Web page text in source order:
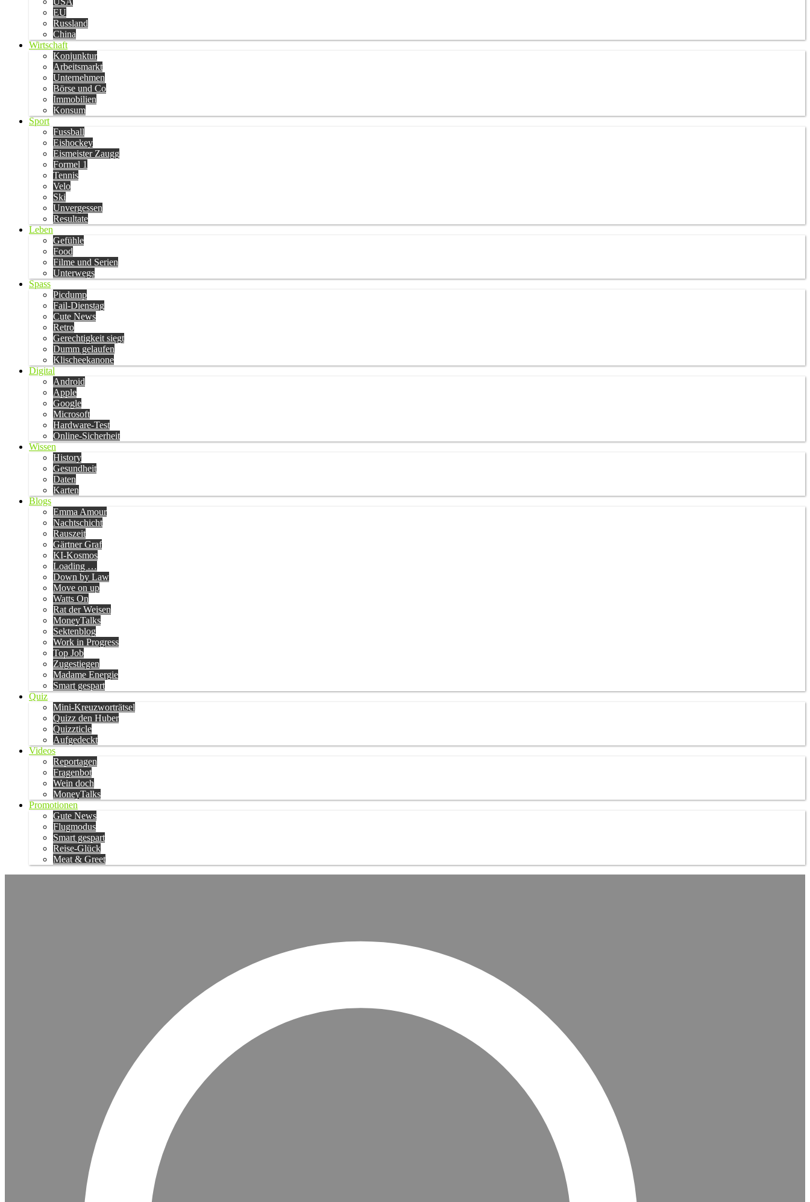
EU
Russland
China
Wirtschaft
Konjunktur
Arbeitsmarkt
Unternehmen
Börse und Co
Immobilien
Konsum
Sport
Fussball
Eishockey
Eismeister Zaugg
Formel 1
Tennis
Velo
Ski
Unvergessen
Resultate
Leben
Gefühle
Food
Filme und Serien
Unterwegs
Spass
Picdump
Fail-Dienstag
Cute News
Retro
Gerechtigkeit siegt
Dumm gelaufen
Klischeekanone
Digital
Android
Apple
Google
Microsoft
Hardware-Test
Online-Sicherheit
Wissen
History
Gesundheit
Daten
Karten
Blogs
Emma Amour
Nachtschicht
Rauszeit
Gärtner Graf
KI-Kosmos
Loading …
Down by Law
Move on up
Watts On
Rat der Weisen
MoneyTalks
Sektenblog
Work in Progress
Top Job
Zugestiegen
Madame Energie
Smart gespart
Quiz
Mini-Kreuzworträtsel
Quizz den Huber
Quizzticle
Aufgedeckt
Videos
Reportagen
Fragenbot
Wein doch
MoneyTalks
Promotionen
Gute News
Flugmodus
Smart gespart
Reise-Glück
Meat & Greet